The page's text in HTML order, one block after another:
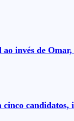
invés de